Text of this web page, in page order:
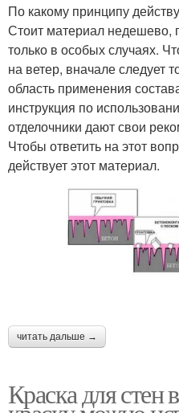
По какому принципу
Стоит материал недешево,
только в особых случаях.
на ветер, вначале следует
область применения
инструкция по
отделочники дают свои
Чтобы ответить на этот
действует этот материал.
читать дальше →
Краска для